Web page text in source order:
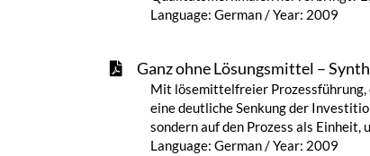
Language: German / Year: 2009
Ganz ohne Lösungsmittel –
Mit lösemittelfreier Prozessführung,
eine deutliche Senkung der
sondern auf den Prozess als
Language: German / Year: 2009